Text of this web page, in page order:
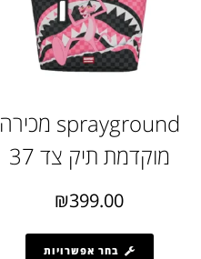
sprayground מכירה
מוקדמת תיק צד 37
₪399.00
בחר אפשרויות